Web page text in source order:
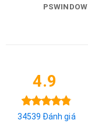
PSWINDOW
4.9
34539 Đánh giá